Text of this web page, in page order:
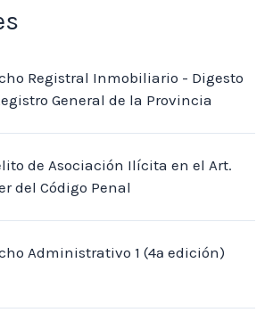
Registral Inmobiliario - Digesto
General de la Provincia
de Asociación Ilícita en el Art.
del Código Penal
Administrativo 1 (4ª edición)